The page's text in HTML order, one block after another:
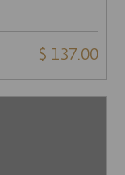
$ 137.00